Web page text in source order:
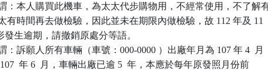
：本人購買此機車，為太太代步購物用，不經常使用，不了解
太有時間再去做檢驗，因此並未在期限內做檢驗，故 112 年及 11
發生逾期，請撤銷原處分等語。
：訴願人所有車輛（車號：000-0000 ）出廠年月為 107 年 4  月
107  年 6  月，車輛出廠已逾 5  年，本應於每年原發照月份前